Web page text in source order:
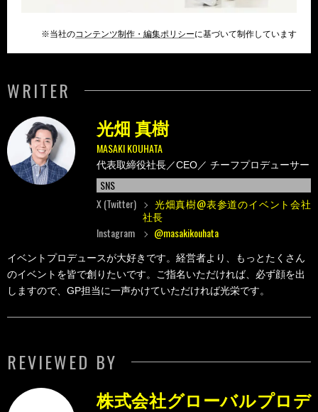
※当社のコンテンツ制作・編集ポリシーに基づいて制作しています
WRITER
MASAKI KOUHATA
光畑 真樹
代表取締役社長／CEO／ チーフプロデューサー
SNS
X (Twitter)
光畑真樹@表参道のイベント会社
社長
Instagram
@masakikouhata
イベントプロデュースが大好きです。経営者より、もっとたくさん
のイベントを皆で創りたいです。ご指名いただければ、必ず顔を出
しますので、GP担当に一声かけていただければ光栄です。
REVIEWED BY
株式会社グローバルプロデ